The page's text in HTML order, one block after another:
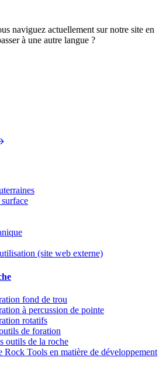
naviguez actuellement sur notre site en
à une autre langue ?
(site web externe)
fond de trou
à percussion de pointe
rotatifs
de foration
outils de la roche
Rock Tools en matière de développement